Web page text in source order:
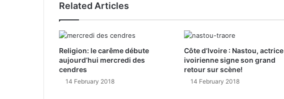
Related Articles
Religion: le carême débute
aujourd’hui mercredi des
cendres
14 February 2018
Côte d’Ivoire : Nastou, actrice
ivoirienne signe son grand
retour sur scène!
14 February 2018